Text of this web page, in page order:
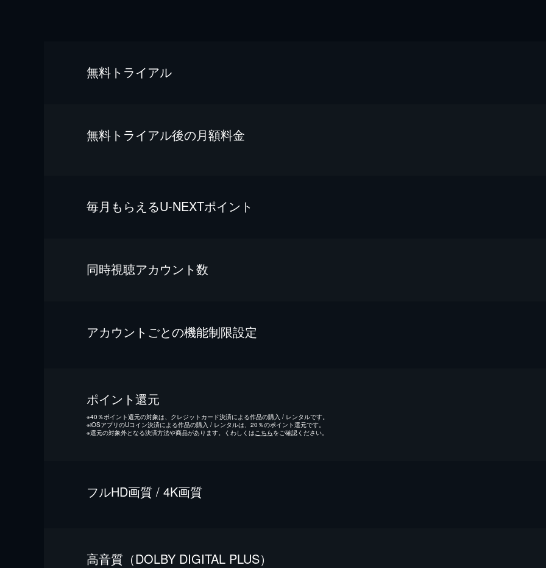
無料トライアル
無料トライアル後の⽉額料金
毎⽉もらえるU-NEXTポイント
同時視聴アカウント数
アカウントごとの機能制限設定
ポイント還元
※40％ポイント還元の対象は、クレジットカード決済による作品の購入 / レンタルです。
※iOSアプリのUコイン決済による作品の購入 / レンタルは、20％のポイント還元です。
※還元の対象外となる決済方法や商品があります。くわしくは こちらをご確認ください。
フルHD画質 / 4K画質
⾼⾳質（DOLBY DIGITAL PLUS）